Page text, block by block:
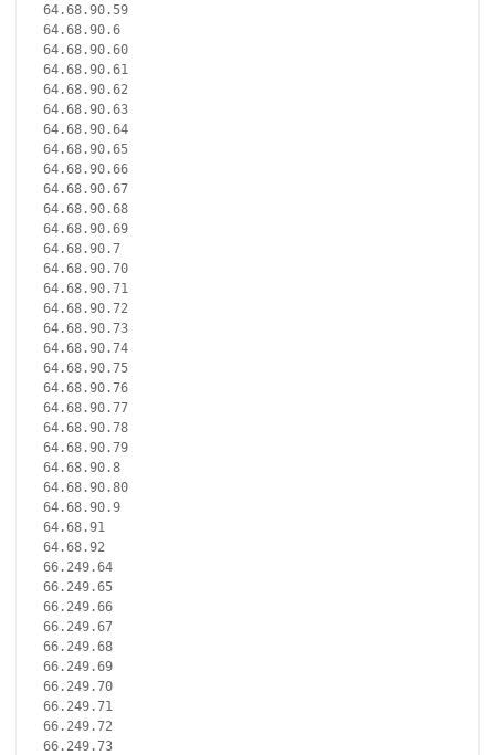
64.68.90.59
64.68.90.6
64.68.90.60
64.68.90.61
64.68.90.62
64.68.90.63
64.68.90.64
64.68.90.65
64.68.90.66
64.68.90.67
64.68.90.68
64.68.90.69
64.68.90.7
64.68.90.70
64.68.90.71
64.68.90.72
64.68.90.73
64.68.90.74
64.68.90.75
64.68.90.76
64.68.90.77
64.68.90.78
64.68.90.79
64.68.90.8
64.68.90.80
64.68.90.9
64.68.91
64.68.92
66.249.64
66.249.65
66.249.66
66.249.67
66.249.68
66.249.69
66.249.70
66.249.71
66.249.72
66.249.73